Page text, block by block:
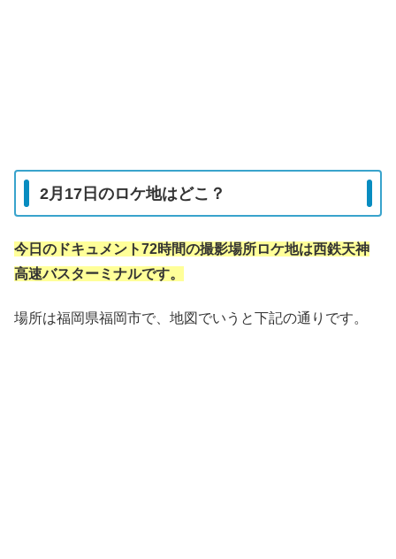
2月17日のロケ地はどこ？
今日のドキュメント72時間の撮影場所ロケ地は西鉄天神
高速バスターミナルです。
場所は福岡県福岡市で、地図でいうと下記の通りです。